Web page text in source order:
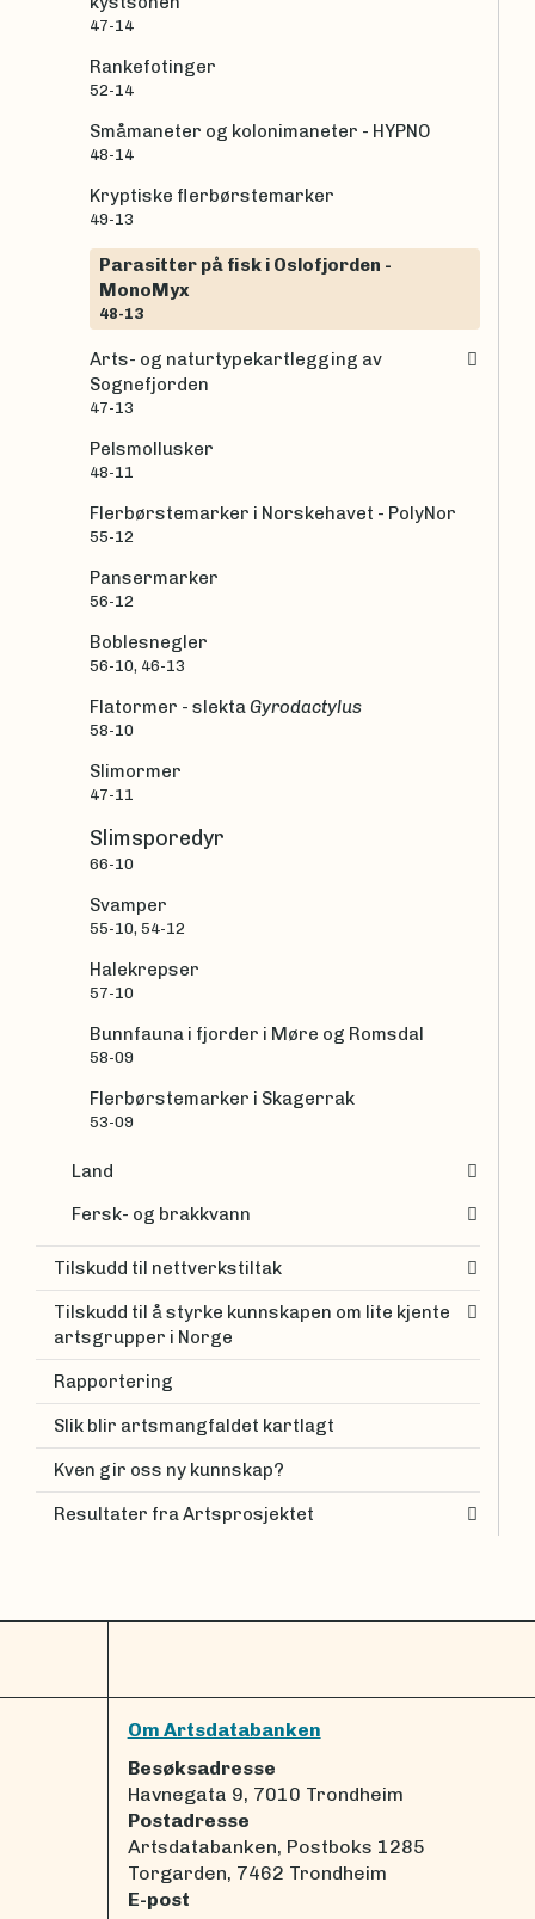
47-14
Rankefotinger
52-14
Småmaneter og kolonimaneter - HYPNO
48-14
Kryptiske flerbørstemarker
49-13
Parasitter på fisk i Oslofjorden -
MonoMyx
48-13
Arts- og naturtypekartlegging av
Sognefjorden
47-13
Pelsmollusker
48-11
Flerbørstemarker i Norskehavet - PolyNor
55-12
Pansermarker
56-12
Boblesnegler
56-10, 46-13
Flatormer - slektaGyrodactylus
58-10
Slimormer
47-11
Slimsporedyr
66-10
Svamper
55-10, 54-12
Halekrepser
57-10
Bunnfauna i fjorder i Møre og Romsdal
58-09
Flerbørstemarker i Skagerrak
53-09
Land
Fersk- og brakkvann
Tilskudd til nettverkstiltak
Tilskudd til å styrke kunnskapen om lite kjente
artsgrupper i Norge
Rapportering
Slik blir artsmangfaldet kartlagt
Kven gir oss ny kunnskap?
Resultater fra Artsprosjektet
Om Artsdatabanken
Besøksadresse
Havnegata 9, 7010 Trondheim
Postadresse
Artsdatabanken, Postboks 1285
Torgarden, 7462 Trondheim
E-post